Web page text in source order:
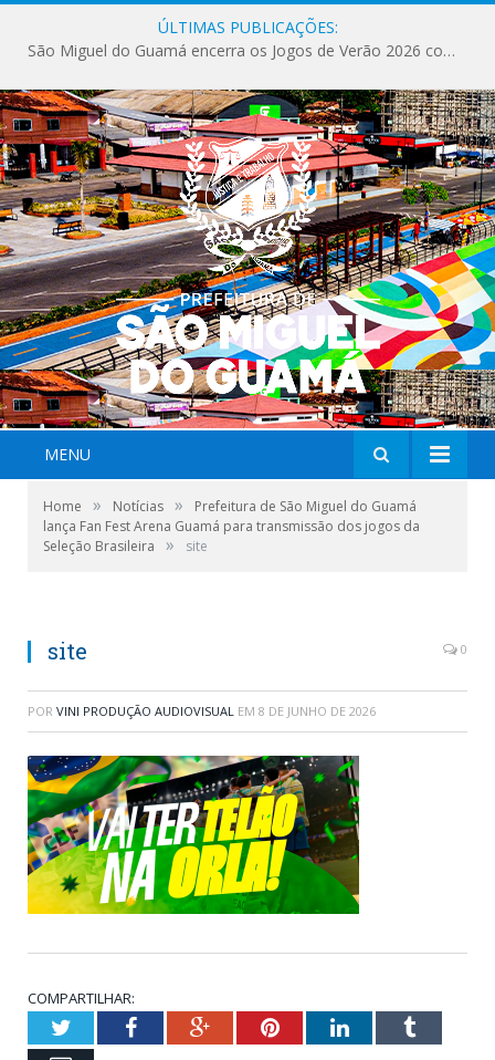
ÚLTIMAS PUBLICAÇÕES:
Milhares de fiéis tomam as ruas de São Miguel do Guamá em uma grande celebração de fé na Marcha para Jesus 2026.
MENU
Home » Notícias »
Prefeitura de São Miguel do Guamá
lança Fan Fest Arena Guamá para transmissão dos jogos da
Seleção Brasileira
» site
site 0
POR VINI PRODUÇÃO AUDIOVISUAL EM 8 DE JUNHO DE 2026
COMPARTILHAR:
TwitterFacebookGoogle+PinterestLinkedInTumblr